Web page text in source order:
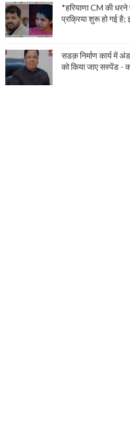
*हरियाणा CM की
प्रक्रिया शुरू हो गई
सडक़ निर्माण कार्य में
को किया जाए सस्पेंड -